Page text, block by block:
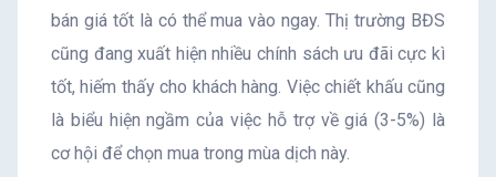
bán giá tốt là có thể mua vào ngay. Thị trường BĐS
cũng đang xuất hiện nhiều chính sách ưu đãi cực kì
tốt, hiếm thấy cho khách hàng. Việc chiết khấu cũng
là biểu hiện ngầm của việc hỗ trợ về giá (3-5%) là
cơ hội để chọn mua trong mùa dịch này.